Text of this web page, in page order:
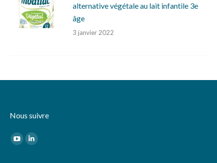
alternative végétale au lait infantile 3e
âge
3 janvier 2022
Nous suivre
Trouvez nous sur :
YouTubeLinkedIn